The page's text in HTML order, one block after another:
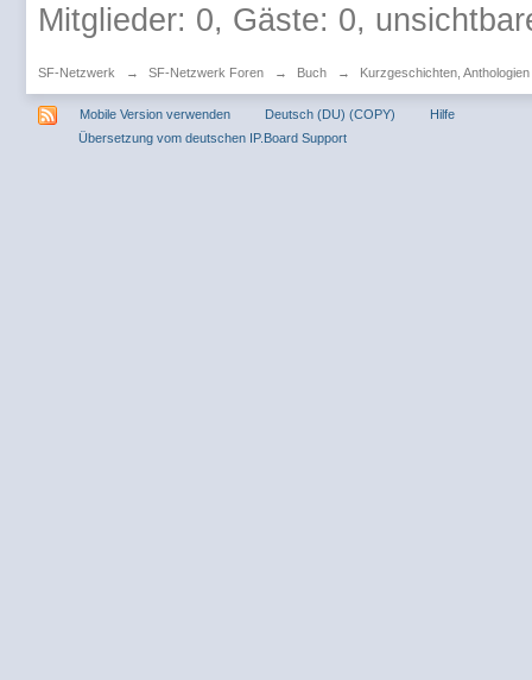
Mitglieder: 0, Gäste: 0,
SF-Netzwerk → SF-Netzwerk Foren → Buch → Kurzgeschichten,
Mobile Version verwenden Deutsch (DU) (COPY)
Hilfe
Übersetzung vom deutschen IP.Board Support